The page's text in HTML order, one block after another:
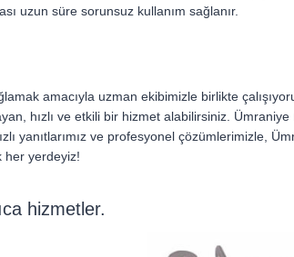
uzun süre sorunsuz kullanım sağlanır.
amacıyla uzman ekibimizle birlikte
hızlı ve etkili bir hizmet alabilirsiniz. Ümraniye
yanıtlarımız ve profesyonel çözümlerimizle,
her yerdeyiz!
hizmetler.